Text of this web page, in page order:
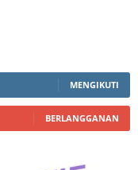
MENGIKUTI
BERLANGGANAN